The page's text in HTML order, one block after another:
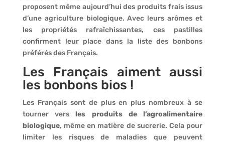
proposent même aujourd’hui des produits frais issus
d’une agriculture biologique. Avec leurs arômes et
les propriétés rafraîchissantes, ces pastilles
confirment leur place dans la liste des bonbons
préférés des Français.
Les Français aiment aussi
les bonbons bios !
Les Français sont de plus en plus nombreux à se
tourner versles produits de l’agroalimentaire
biologique, même en matière de sucrerie. Cela pour
limiter les risques de maladies que peuvent